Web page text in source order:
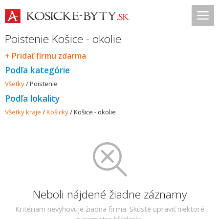
Poistenie Košice - okolie
+ Pridať firmu zdarma
Podľa kategórie
Všetky/Poistenie
Podľa lokality
Všetky kraje /Košický/Košice - okolie
Neboli nájdené žiadne záznamy
Kritériam nevyhovuje žiadna firma. Skúste upraviť niektoré